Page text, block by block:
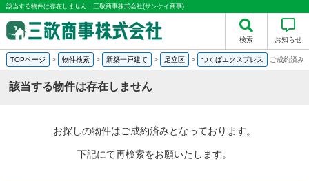
該当する物件は存在しません｜三敬商事株式会社(サンケイ商事)
検索 お知らせ
TOPページ > 物件検索 > 新築一戸建て > 足立区 > つくばエクスプレス ご成約済み
該当する物件は存在しません
お探しの物件はご成約済みとなっております。
下記にて再検索をお願いたします。